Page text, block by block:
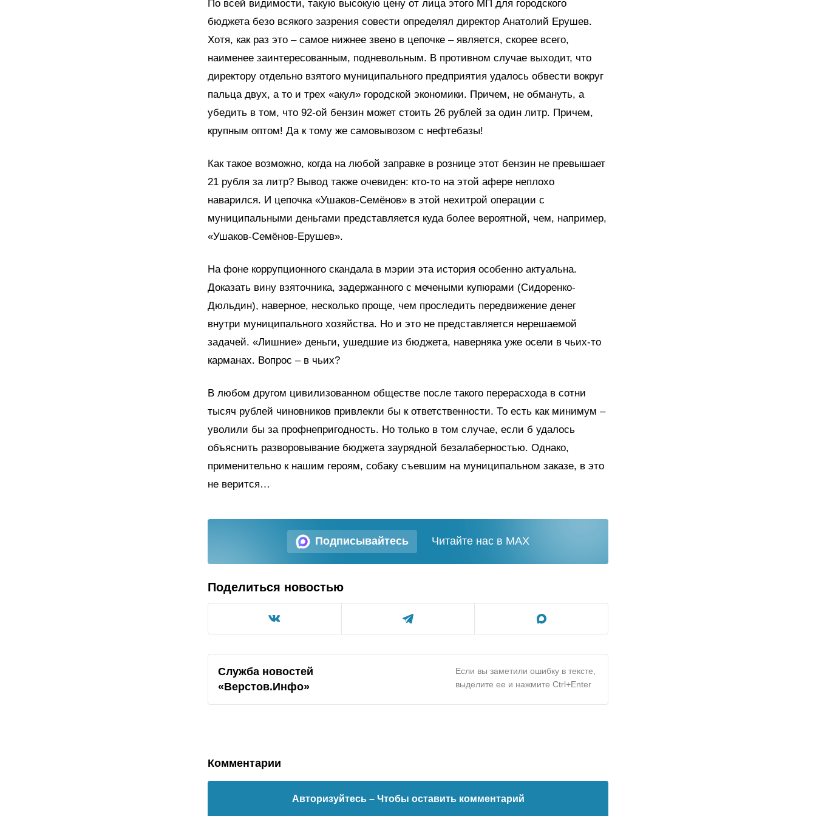
По всей видимости, такую высокую цену от лица этого МП для городского
бюджета безо всякого зазрения совести определял директор Анатолий Ерушев.
Хотя, как раз это – самое нижнее звено в цепочке – является, скорее всего,
наименее заинтересованным, подневольным. В противном случае выходит, что
директору отдельно взятого муниципального предприятия удалось обвести вокруг
пальца двух, а то и трех «акул» городской экономики. Причем, не обмануть, а
убедить в том, что 92-ой бензин может стоить 26 рублей за один литр. Причем,
крупным оптом! Да к тому же самовывозом с нефтебазы!
Как такое возможно, когда на любой заправке в рознице этот бензин не превышает
21 рубля за литр? Вывод также очевиден: кто-то на этой афере неплохо
наварился. И цепочка «Ушаков-Семёнов» в этой нехитрой операции с
муниципальными деньгами представляется куда более вероятной, чем, например,
«Ушаков-Семёнов-Ерушев».
На фоне коррупционного скандала в мэрии эта история особенно актуальна.
Доказать вину взяточника, задержанного с мечеными купюрами (Сидоренко-
Дюльдин), наверное, несколько проще, чем проследить передвижение денег
внутри муниципального хозяйства. Но и это не представляется нерешаемой
задачей. «Лишние» деньги, ушедшие из бюджета, наверняка уже осели в чьих-то
карманах. Вопрос – в чьих?
В любом другом цивилизованном обществе после такого перерасхода в сотни
тысяч рублей чиновников привлекли бы к ответственности. То есть как минимум –
уволили бы за профнепригодность. Но только в том случае, если б удалось
объяснить разворовывание бюджета заурядной безалаберностью. Однако,
применительно к нашим героям, собаку съевшим на муниципальном заказе, в это
не верится…
Подписывайтесь Читайте нас в MAX
Поделиться новостью
Служба новостей
«Верстов.Инфо»
Если вы заметили ошибку в тексте,
выделите ее и нажмите Ctrl+Enter
Комментарии
Авторизуйтесь – Чтобы оставить комментарий